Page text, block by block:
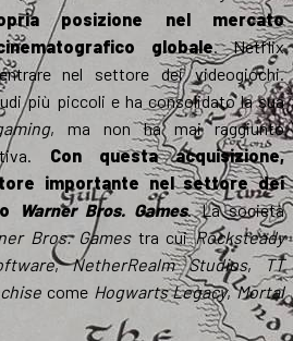
posizione nel mercato
globale. Netflix
nel settore dei videogiochi.
più piccoli e ha consolidato la sua
, ma non ha mai raggiunto
Con questa acquisizione,
importante nel settore dei
Warner Bros. Games. La società
Bros. Gamestra cuiRocksteady
,NetherRealm Studios, TT
come Hogwarts Legacy,Mortal